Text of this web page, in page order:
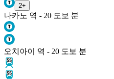
2+
나카노 역 - 20 도보 분
오치아이 역 - 20 도보 분